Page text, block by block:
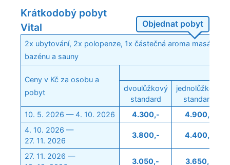
Krátkodobý pobyt
Vital
Objednat pobyt
2x ubytování, 2x polopenze, 1x částečná aroma masáž,
bazénu a sauny
Ceny v Kč za osobu a
pobyt
dvoulůžkový
standard
jednolůžkový
standard
10. 5. 2026 — 4. 10. 2026 4.300,-
4.900,-
4. 10. 2026 —
27. 11. 2026
3.800,- 4.400,-
27. 11. 2026 —
3.050,- 3.650,-